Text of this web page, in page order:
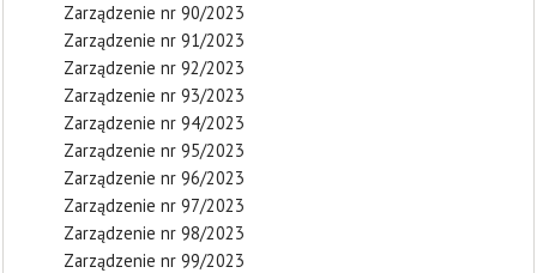
Zarządzenie nr 90/2023
Zarządzenie nr 91/2023
Zarządzenie nr 92/2023
Zarządzenie nr 93/2023
Zarządzenie nr 94/2023
Zarządzenie nr 95/2023
Zarządzenie nr 96/2023
Zarządzenie nr 97/2023
Zarządzenie nr 98/2023
Zarządzenie nr 99/2023